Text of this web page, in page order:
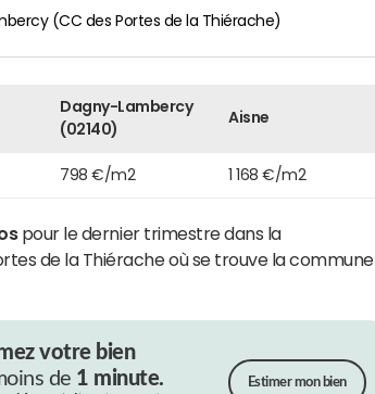
(CC des Portes de la Thiérache)
Dagny-Lambercy
(02140)
Aisne
798 €/m2 1 168 €/m2
pour le dernier trimestre dans la
de la Thiérache où se trouve la commune
votre bien
de 1 minute. Estimer mon bien